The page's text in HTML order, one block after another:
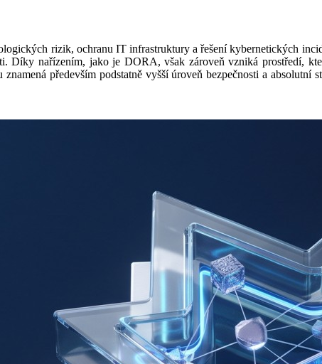
rizik, ochranu IT infrastruktury a řešení kybernetických
Díky nařízením, jako je DORA, však zároveň vzniká prostředí,
především podstatně vyšší úroveň bezpečnosti a